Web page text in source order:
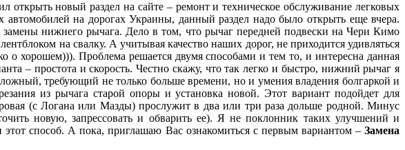
открыть новый раздел на сайте – ремонт и техническое обслуживание легковых
автомобилей на дорогах Украины, данный раздел надо было открыть еще вчера.
нижнего рычага. Дело в том, что рычаг передней подвески на Чери Кимо
на свалку. А учитывая качество наших дорог, не приходится удивляться
о хорошем))). Проблема решается двумя способами и тем то, и интересна данная
– простота и скорость. Честно скажу, что так легко и быстро, нижний рычаг я
требующий не только больше времени, но и умения владения болгаркой и
из рычага старой опоры и установка новой. Этот вариант подойдет для
(с Логана или Мазды) прослужит в два или три раза дольше родной. Минус
новую, запрессовать и обварить ее). Я не поклонник таких улучшений и
способ. А пока, приглашаю Вас ознакомиться с первым вариантом – Замена